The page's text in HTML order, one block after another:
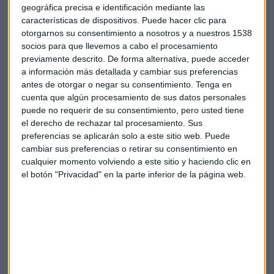
geográfica precisa e identificación mediante las
características de dispositivos. Puede hacer clic para
otorgarnos su consentimiento a nosotros y a nuestros 1538
socios para que llevemos a cabo el procesamiento
previamente descrito. De forma alternativa, puede acceder
a información más detallada y cambiar sus preferencias
antes de otorgar o negar su consentimiento. Tenga en
cuenta que algún procesamiento de sus datos personales
puede no requerir de su consentimiento, pero usted tiene
el derecho de rechazar tal procesamiento. Sus
preferencias se aplicarán solo a este sitio web. Puede
cambiar sus preferencias o retirar su consentimiento en
cualquier momento volviendo a este sitio y haciendo clic en
el botón "Privacidad" en la parte inferior de la página web.
Bancos Wall Street Mercados EEUU
Bank of América Goldman Sachs
Suscríbete a nuestros boletines
Te enviaremos las noticias más importantes del día